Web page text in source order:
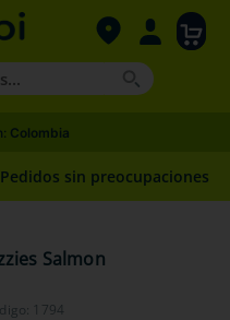
Colombia
Pedidos sin preocupaciones
Salmon
: 1794